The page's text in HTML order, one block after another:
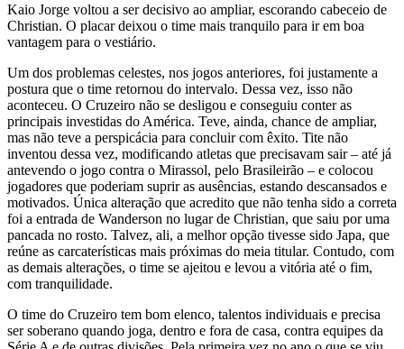
Kaio Jorge voltou a ser decisivo ao ampliar, escorando cabeceio de
Christian. O placar deixou o time mais tranquilo para ir em boa
vantagem para o vestiário.
Um dos problemas celestes, nos jogos anteriores, foi justamente a
postura que o time retornou do intervalo. Dessa vez, isso não
aconteceu. O Cruzeiro não se desligou e conseguiu conter as
principais investidas do América. Teve, ainda, chance de ampliar,
mas não teve a perspicácia para concluir com êxito. Tite não
inventou dessa vez, modificando atletas que precisavam sair – até já
antevendo o jogo contra o Mirassol, pelo Brasileirão – e colocou
jogadores que poderiam suprir as ausências, estando descansados e
motivados. Única alteração que acredito que não tenha sido a correta
foi a entrada de Wanderson no lugar de Christian, que saiu por uma
pancada no rosto. Talvez, ali, a melhor opção tivesse sido Japa, que
reúne as carcaterísticas mais próximas do meia titular. Contudo, com
as demais alterações, o time se ajeitou e levou a vitória até o fim,
com tranquilidade.
O time do Cruzeiro tem bom elenco, talentos individuais e precisa
ser soberano quando joga, dentro e fora de casa, contra equipes da